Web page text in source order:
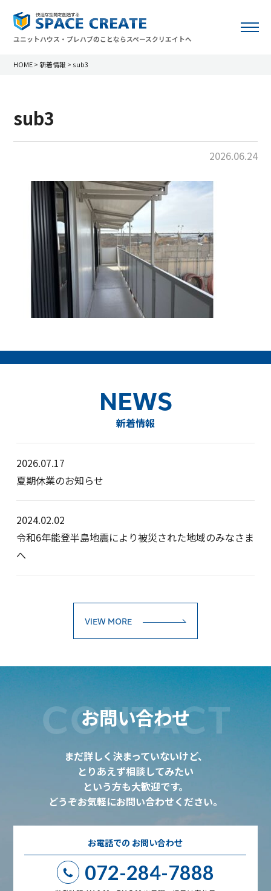
ユニットハウス・プレハブのことならスペースクリエイトへ
HOME > 新着情報 > sub3
sub3
2026.06.24
NEWS
新着情報
2026.07.17
夏期休業のお知らせ
2024.02.02
令和6年能登半島地震により被災された地域のみなさま
へ
VIEW MORE
お問い合わせ
CONTACT
まだ詳しく決まっていないけど、
とりあえず相談してみたい
という方も大歓迎です。
どうぞお気軽にお問い合わせください。
お電話での お問い合わせ
072-284-7888